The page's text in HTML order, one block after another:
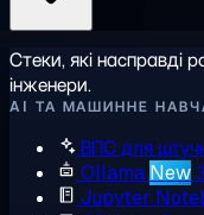
Стеки, які насправді
інженери.
AI ТА МАШИННЕ
ВПС для
Ollama New
Jupyter